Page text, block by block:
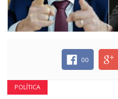
EDUCAÇÃO
00
POLÍTICA